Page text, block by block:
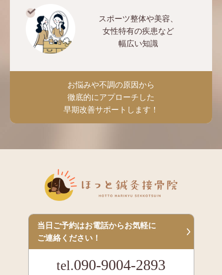
スポーツ整体や美容、
女性特有の疾患など
幅広い知識
お悩みや不調の原因から
徹底的にアプローチした
早期改善サポートします！
当日ご予約はお電話からお気軽に
ご連絡ください！
tel.090-9004-2893